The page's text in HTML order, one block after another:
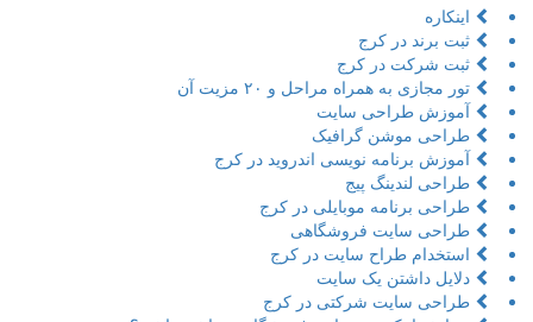
اینکاره
ثبت برند در کرج
ثبت شرکت در کرج
تور مجازی به همراه مراحل و ۲۰ مزیت آن
آموزش طراحی سایت
طراحی موشن گرافیک
آموزش برنامه نویسی اندروید در کرج
طراحی لندینگ پیج
طراحی برنامه موبایلی در کرج
طراحی سایت فروشگاهی
استخدام طراح سایت در کرج
دلایل داشتن یک سایت
طراحی سایت شرکتی در کرج